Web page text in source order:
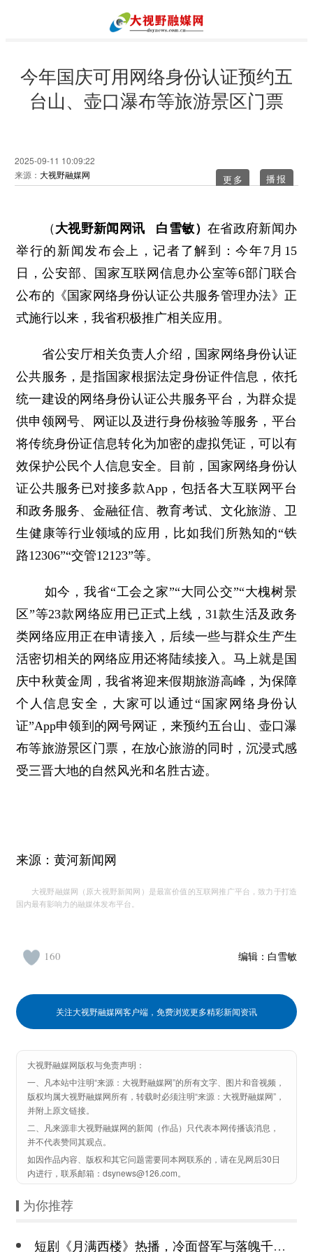
今年国庆可用网络身份认证预约五
台山、壶口瀑布等旅游景区门票
2025-09-11 10:09:22
来源： 大视野融媒网 更多
（ 大视野新闻网讯 白雪敏） 在省政府新闻办
举行的新闻发布会上，记者了解到：今年7月15
日，公安部、国家互联网信息办公室等6部门联合
公布的《国家网络身份认证公共服务管理办法》正
式施行以来，我省积极推广相关应用。
省公安厅相关负责人介绍，国家网络身份认证
公共服务，是指国家根据法定身份证件信息，依托
统一建设的网络身份认证公共服务平台，为群众提
供申领网号、网证以及进行身份核验等服务，平台
将传统身份证信息转化为加密的虚拟凭证，可以有
效保护公民个人信息安全。目前，国家网络身份认
证公共服务已对接多款App，包括各大互联网平台
和政务服务、金融征信、教育考试、文化旅游、卫
生健康等行业领域的应用，比如我们所熟知的“铁
路12306”“交管12123”等。
如今，我省“工会之家”“大同公交”“大槐树景
区”等23款网络应用已正式上线，31款生活及政务
类网络应用正在申请接入，后续一些与群众生产生
活密切相关的网络应用还将陆续接入。马上就是国
庆中秋黄金周，我省将迎来假期旅游高峰，为保障
个人信息安全，大家可以通过“国家网络身份认
证”App申领到的网号网证，来预约五台山、壶口瀑
布等旅游景区门票，在放心旅游的同时，沉浸式感
受三晋大地的自然风光和名胜古迹。
来源：黄河新闻网
大视野融媒网（原大视野新闻网）是最富价值的互联网推广平台，致力于打造
国内最有影响力的融媒体发布平台。
编辑： 白雪敏
160
关注大视野融媒网客户端，免费浏览更多精彩新闻资讯
大视野融媒网版权与免责声明：
一、凡本站中注明“来源：大视野融媒网”的所有文字、图片和音视频，
版权均属大视野融媒网所有，转载时必须注明“来源：大视野融媒网”，
并附上原文链接。
二、凡来源非大视野融媒网的新闻（作品）只代表本网传播该消息，
并不代表赞同其观点。
如因作品内容、版权和其它问题需要同本网联系的，请在见网后30日
内进行，联系邮箱：dsynews@126.com。
为你推荐
短剧《月满西楼》热播，冷面督军与落魄千金谱写民国传奇